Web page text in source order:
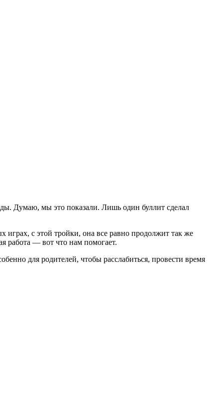
Думаю, мы это показали. Лишь один буллит сделал
с этой тройки, она все равно продолжит так же
работа — вот что нам помогает.
для родителей, чтобы расслабиться, провести время